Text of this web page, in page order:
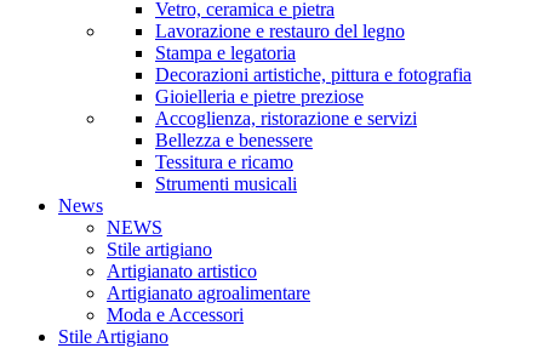
Vetro, ceramica e pietra
Lavorazione e restauro del legno
Stampa e legatoria
Decorazioni artistiche, pittura e fotografia
Gioielleria e pietre preziose
Accoglienza, ristorazione e servizi
Bellezza e benessere
Tessitura e ricamo
Strumenti musicali
News
NEWS
Stile artigiano
Artigianato artistico
Artigianato agroalimentare
Moda e Accessori
Stile Artigiano